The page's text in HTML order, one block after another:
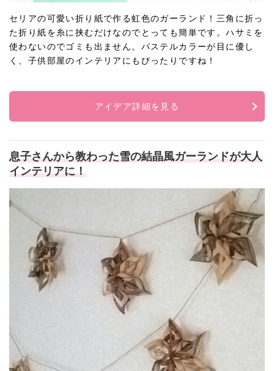
セリアの可愛い折り紙で作る虹色のガーランド！三角に折っ
た折り紙を糸に挟むだけなのでとっても簡単です。ハサミを
使わないのでゴミも出ません。パステルカラーが目に優し
く、子供部屋のインテリアにもぴったりですね！
アイデア詳細を見る
息子さんから教わった雪の結晶風ガーランドが大人
インテリアに！